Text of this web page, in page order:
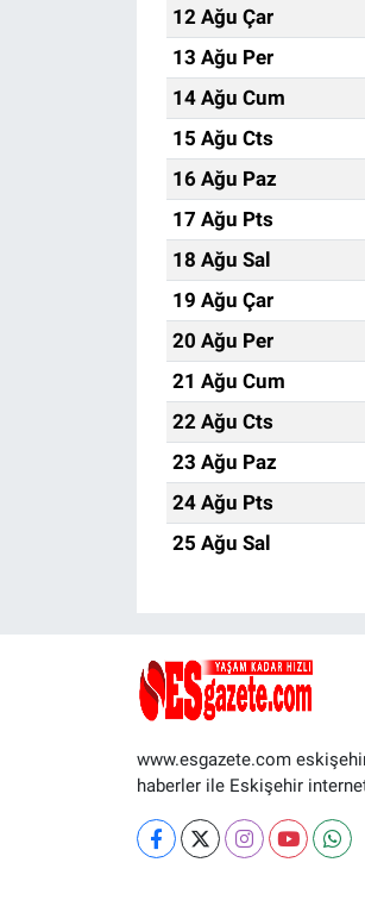
12 Ağu Çar
13 Ağu Per
14 Ağu Cum
15 Ağu Cts
16 Ağu Paz
17 Ağu Pts
18 Ağu Sal
19 Ağu Çar
20 Ağu Per
21 Ağu Cum
22 Ağu Cts
23 Ağu Paz
24 Ağu Pts
25 Ağu Sal
www.esgazete.com
haberler ile Eskişehir